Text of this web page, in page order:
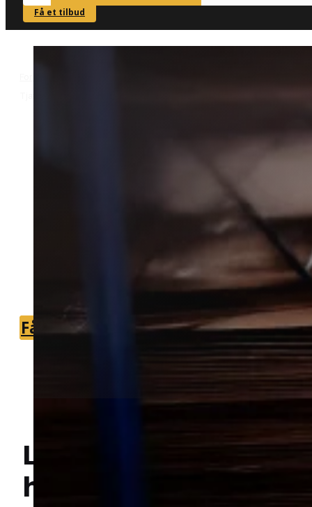
SE OVERSIGT
Få et tilbud
Hvepsebekæmpelse i Tjæreborg gør
det nemmere at få styr på reder tæt
Vi forbinder dig med lokale partnere,
som kan hjælpe hurtigt og trygt i
Få et tilbud +45 51 90 85 46
Lokal bekæmpelse
hvepse
Hej! Hvordan kan jeg hjælpe dig? Har du nogen spørgsmål?